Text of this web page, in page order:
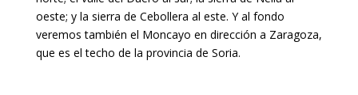
oeste; y la sierra de Cebollera al este. Y al fondo
veremos también el Moncayo en dirección a Zaragoza,
que es el techo de la provincia de Soria.